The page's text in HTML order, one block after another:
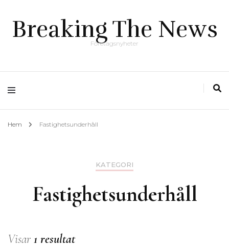
Breaking The News
Företagsnyheter
Hem Fastighetsunderhåll
KATEGORI
Fastighetsunderhåll
Visar 1 resultat